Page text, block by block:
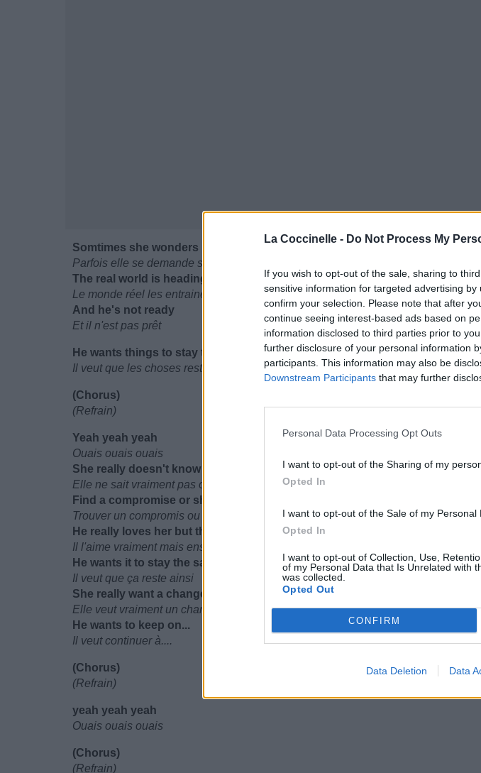
La Coccinelle - Do Not Process My
If you wish to opt-out of the sale, sharing to
sensitive information for targeted advertising
confirm your selection. Please note that after
continue seeing interest-based ads based on
information disclosed to third parties prior to
further disclosure of your personal information
participants. This information may also be
Downstream Participants that may further
Personal Data Processing Opt Outs
I want to opt-out of the Sharing of my
Opted In
I want to opt-out of the Sale of my Personal
Opted In
I want to opt-out of Collection, Use,
of my Personal Data that Is Unrelated with
was collected.
Opted Out
CONFIRM
Data Deletion Data
Somtimes she wonders if they're ever gonna live up to who they could be;
Parfois elle se demande s'ils ont jamais vécu ce qu'ils devaient être
The real world is heading for them like a high speed train and
Le monde réel les entraine comme un train à grande vitesse et
And he's not ready
Et il n'est pas prêt
He wants things to stay the same so he can just keep on...
Il veut que les choses restent les mêmes alors il peut juste continuer à...
(Chorus)
(Refrain)
Yeah yeah yeah
Ouais ouais ouais
She really doesn't know where they stand
Elle ne sait vraiment pas où ils en sont
Find a compromise or she'll walk away
Trouver un compromis ou elle partira
He really loves her but then again
Il l'aime vraiment mais ensuite à nouveau
He wants it to stay the same
Il veut que ça reste ainsi
She really want a change but
Elle veut vraiment un changement mais
He wants to keep on...
Il veut continuer à....
(Chorus)
(Refrain)
yeah yeah yeah
Ouais ouais ouais
(Chorus)
(Refrain)